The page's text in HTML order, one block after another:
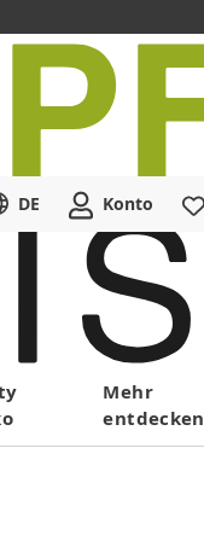
DE Konto
Mehr
entdecken